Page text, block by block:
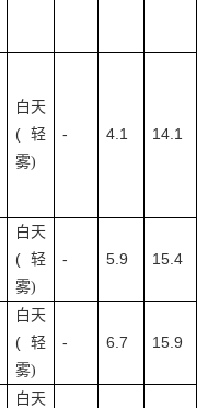
白天
( 轻
雾)
- 4.1 14.1
白天
( 轻
雾)
- 5.9 15.4
白天
( 轻
雾)
- 6.7 15.9
白天